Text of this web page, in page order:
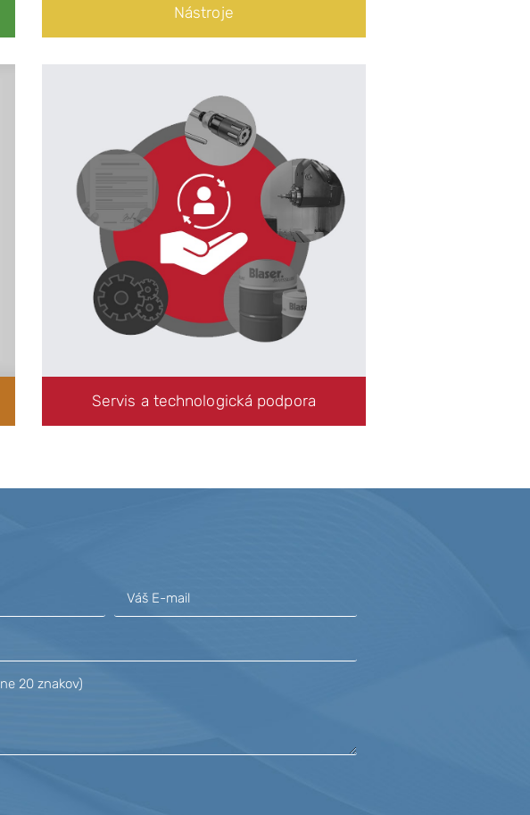
Nástroje
Záručný a pozáručný servis
Čistenie obrábacích strojov
Aplikačná a technologická podpora
Dodávka náhradných dielov
Servis a technologická podpora